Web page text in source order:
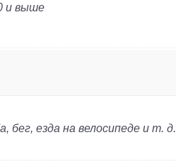
и выше
бег, езда на велосипеде и т. д.